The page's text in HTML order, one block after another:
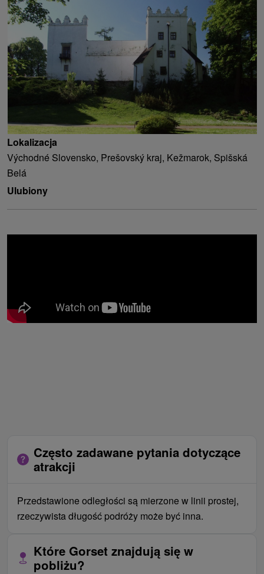
Lokalizacja
Východné Slovensko, Prešovský kraj, Kežmarok, Spišská
Belá
Ulubiony
Często zadawane pytania dotyczące
atrakcji
Przedstawione odległości są mierzone w linii prostej,
rzeczywista długość podróży może być inna.
Które Gorset znajdują się w
pobliżu?